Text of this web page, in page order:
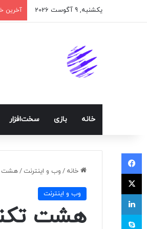
یکشنبه, 9 آگوست 2026 آخرین
خانه بازی سخت‌افزار
خانه / وب و اينترنت /هشت
وب و اينترنت
هشت
فیسبوک